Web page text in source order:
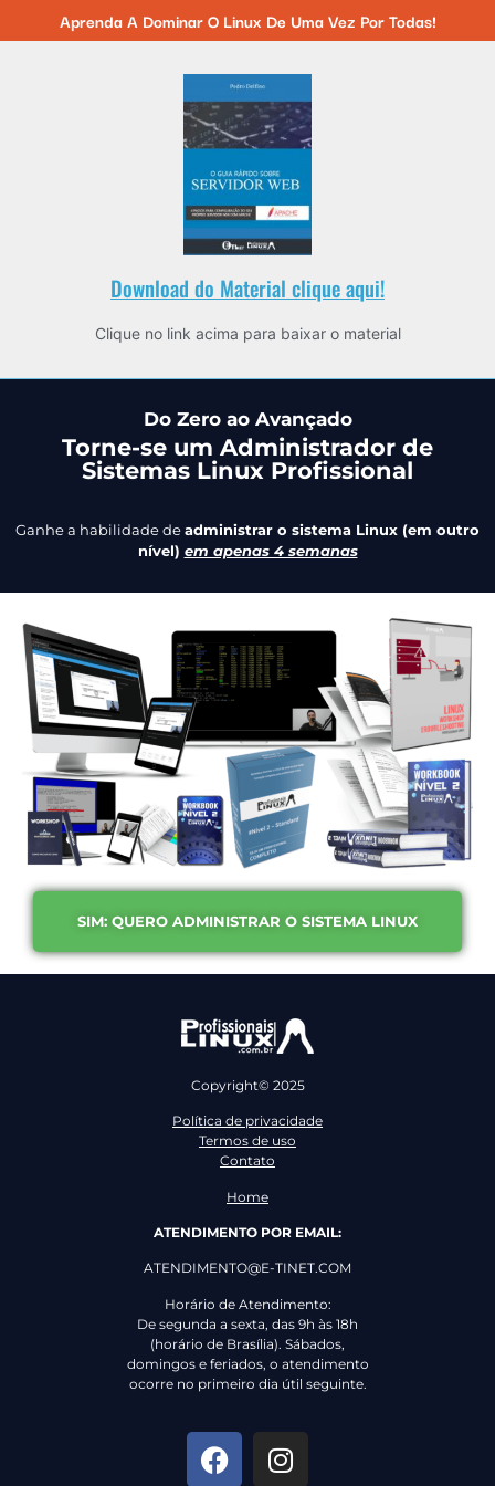
Aprenda A Dominar O Linux De Uma Vez Por Todas!
Download do Material clique aqui!
Clique no link acima para baixar o material
Do Zero ao Avançado
Torne-se um Administrador de
Sistemas Linux Profissional
Ganhe a habilidade deadministrar o sistema Linux (em outro
nível) em apenas 4 semanas
SIM: QUERO ADMINISTRAR O SISTEMA LINUX
Copyright© 2025
Política de privacidade
Termos de uso
Contato
Home
ATENDIMENTO POR EMAIL:
ATENDIMENTO@E-TINET.COM
Horário de Atendimento:
De segunda a sexta, das 9h às 18h
(horário de Brasília). Sábados,
domingos e feriados, o atendimento
ocorre no primeiro dia útil seguinte.